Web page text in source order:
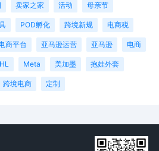
卖家之家 活动 母亲节
POD孵化 跨境新规 电商税
商平台 亚马逊运营 亚马逊 电商
Meta 美加墨 抱娃外套
跨境电商 定制